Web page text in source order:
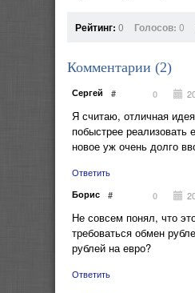
Рейтинг: 0 Голосов: 0
Комментарии (2)
Сергей # 0
Я считаю, отличная
побыстрее реализовать
новое уж очень долго
Ответить
Борис # 0
Не совсем понял, что
требоваться обмен
рублей на евро?
Ответить